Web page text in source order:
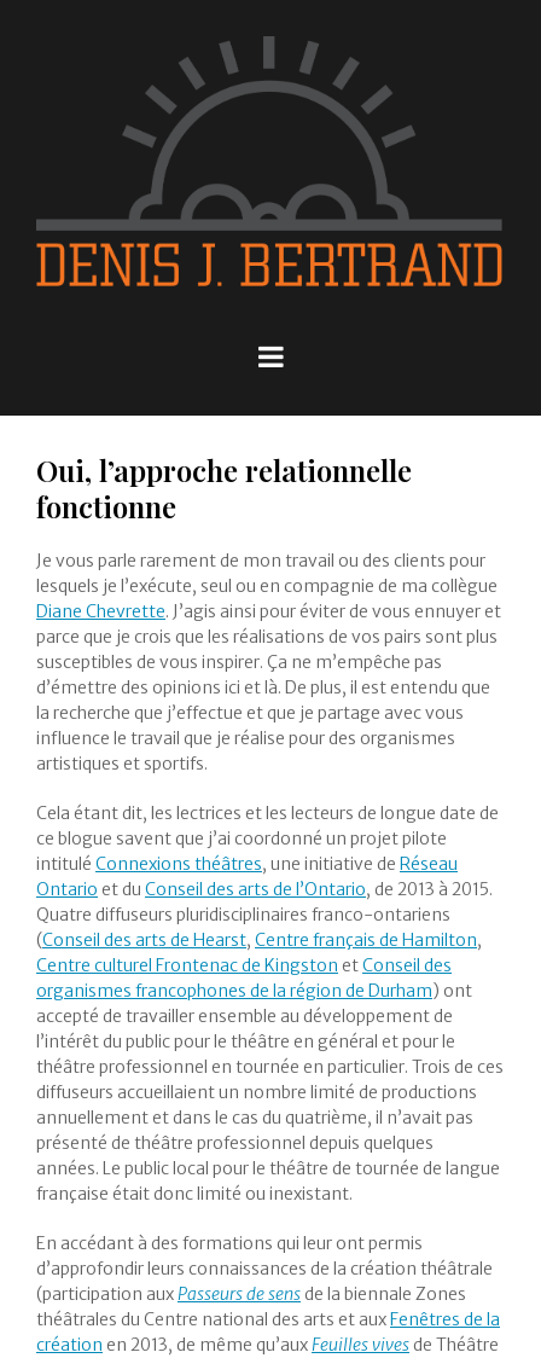
Oui, l’approche relationnelle
fonctionne
Je vous parle rarement de mon travail ou des clients pour
lesquels je l’exécute, seul ou en compagnie de ma collègue
Diane Chevrette. J’agis ainsi pour éviter de vous ennuyer et
parce que je crois que les réalisations de vos pairs sont plus
susceptibles de vous inspirer. Ça ne m’empêche pas
d’émettre des opinions ici et là. De plus, il est entendu que
la recherche que j’effectue et que je partage avec vous
influence le travail que je réalise pour des organismes
artistiques et sportifs.
Cela étant dit, les lectrices et les lecteurs de longue date de
ce blogue savent que j’ai coordonné un projet pilote
intitulé Connexions théâtres, une initiative de Réseau
Ontario et du Conseil des arts de l’Ontario, de 2013 à 2015.
Quatre diffuseurs pluridisciplinaires franco-ontariens
(Conseil des arts de Hearst, Centre français de Hamilton,
Centre culturel Frontenac de Kingston etConseil des
organismes francophones de la région de Durham) ont
accepté de travailler ensemble au développement de
l’intérêt du public pour le théâtre en général et pour le
théâtre professionnel en tournée en particulier. Trois de ces
diffuseurs accueillaient un nombre limité de productions
annuellement et dans le cas du quatrième, il n’avait pas
présenté de théâtre professionnel depuis quelques
années. Le public local pour le théâtre de tournée de langue
française était donc limité ou inexistant.
En accédant à des formations qui leur ont permis
d’approfondir leurs connaissances de la création théâtrale
(participation auxPasseurs de sens de la biennale Zones
théâtrales du Centre national des arts et aux Fenêtres de la
création en 2013, de même qu’auxFeuilles vives de Théâtre